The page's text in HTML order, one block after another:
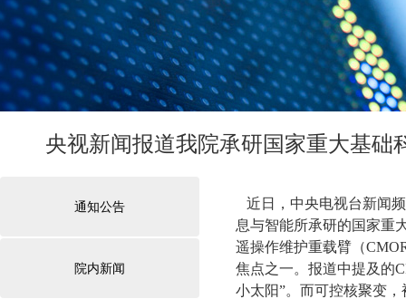
央视新闻报道我院承研国家重大基
通知公告
院内新闻
近日，中央电视台新闻
息与智能所承研的国家重
遥操作维护重载臂（
焦点之一。报道中提及的
小太阳”。而可控核聚变